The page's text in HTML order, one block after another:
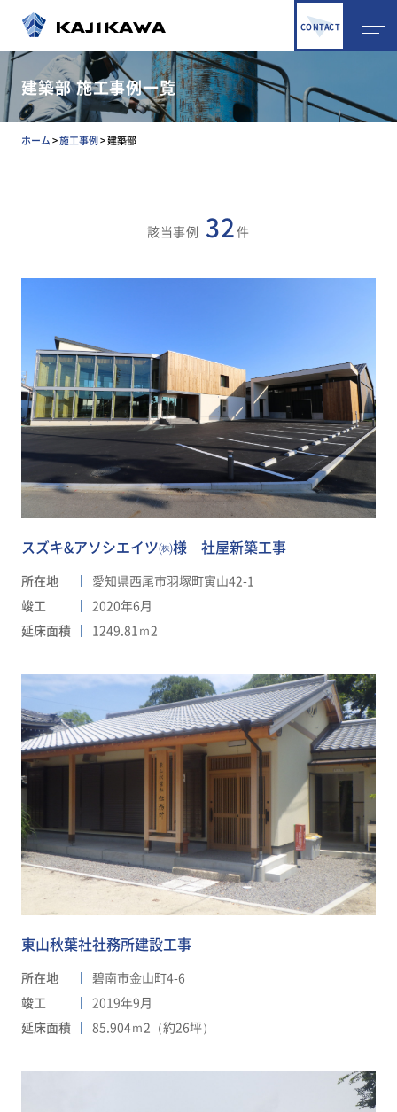
CONTACT
建築部 施工事例一覧
ホーム>施工事例>建築部
該当事例 32件
スズキ&アソシエイツ㈱様 社屋新築工事
所在地
愛知県西尾市羽塚町寅山42-1
竣工
2020年6月
延床面積
1249.81ｍ2
東山秋葉社社務所建設工事
所在地
碧南市金山町4-6
竣工
2019年9月
延床面積
85.904ｍ2（約26坪）